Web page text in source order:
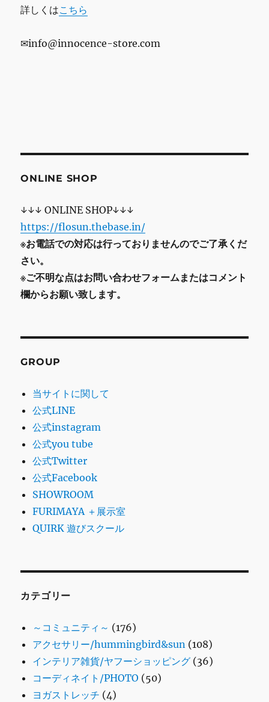
詳しくはこちら
✉info@innocence-store.com
ONLINE SHOP
↓↓↓ ONLINE SHOP↓↓↓
https://flosun.thebase.in/
※お電話での対応は行っておりませんのでご了承くだ
さい。
※ご不明な点はお問い合わせフォームまたはコメント
欄からお願い致します。
GROUP
当サイトに関して
公式LINE
公式instagram
公式you tube
公式Twitter
公式Facebook
SHOWROOM
FURIMAYA ＋展示室
QUIRK 遊びスクール
カテゴリー
～コミュニティ～ (176)
アクセサリー/hummingbird&sun (108)
インテリア雑貨/ヤフーショッピング (36)
コーディネイト/PHOTO (50)
ヨガストレッチ (4)